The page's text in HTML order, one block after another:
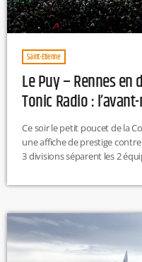
Saint-Etienne
Le Puy – Rennes
Tonic Radio :
Ce soir le petit poucet de la
une affiche de prestige
3 divisions séparent les 2
actuellement 7ème de Ligue